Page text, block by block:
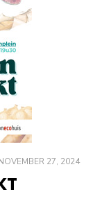
27, 2024